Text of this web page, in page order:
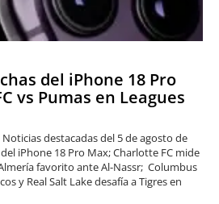
del iPhone 18 Pro
vs Pumas en Leagues
destacadas del 5 de agosto de
iPhone 18 Pro Max; Charlotte FC mide
favorito ante Al-Nassr; Columbus
y Real Salt Lake desafía a Tigres en